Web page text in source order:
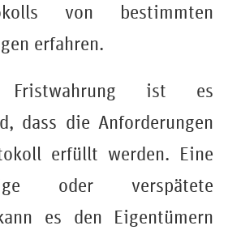
von bestimmten
erfahren.
ist es
dass die Anforderungen
erfüllt werden. Eine
oder verspätete
es den Eigentümern